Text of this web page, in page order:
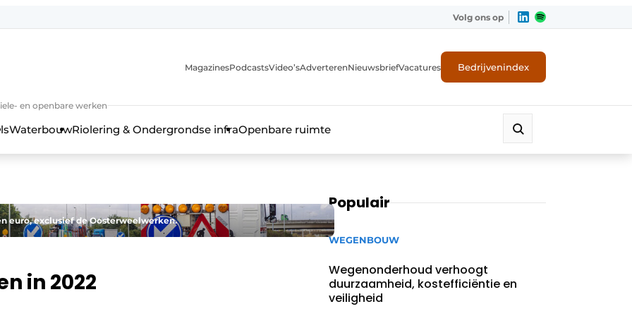
Volg ons op
en openbare werken
MagazinesPodcastsVideo’sAdverterenNieuwsbriefVacatures Bedrijvenindex
WaterbouwRiolering & Ondergrondse infraOpenbare ruimte
euro, exclusief de Oosterweelwerken.
in 2022
Populair
WEGENBOUW
Wegenonderhoud verhoogt
duurzaamheid, kostefficiëntie en
veiligheid